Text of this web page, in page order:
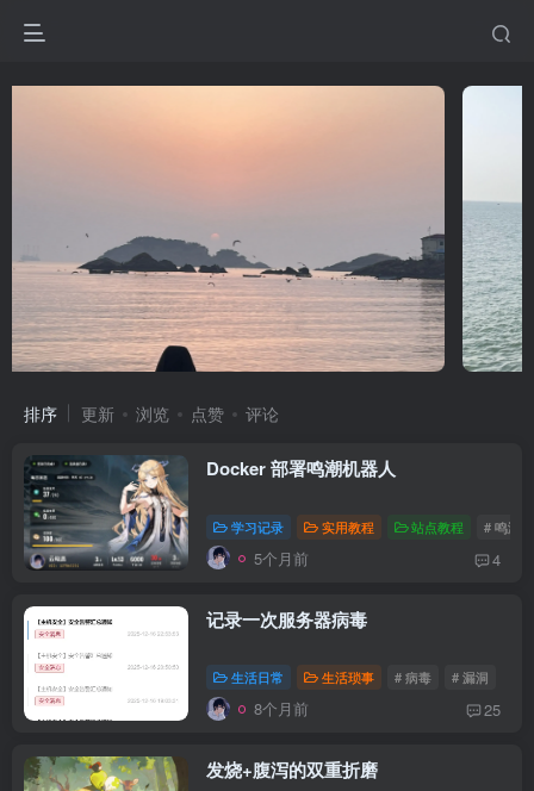
排序 更新 浏览 点赞 评论
Docker 部署鸣潮机器人
学习记录 实用教程 站点教程 # 鸣潮
5个月前 4
记录一次服务器病毒
生活日常 生活琐事 # 病毒 # 漏洞
8个月前 25
发烧+腹泻的双重折磨